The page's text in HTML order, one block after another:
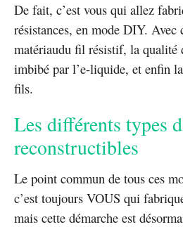
De fait, c’est vous qui allez
résistances, en mode DIY. Avec
matériaudu fil résistif, la qualité
imbibé par l’e-liquide, et enfin
fils.
Les différents types
reconstructibles
Le point commun de tous ces
c’est toujours VOUS qui
mais cette démarche est